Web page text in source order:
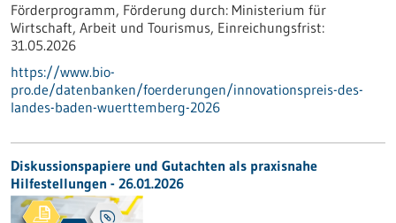
Förderprogramm, Förderung durch: Ministerium für
Wirtschaft, Arbeit und Tourismus, Einreichungsfrist:
31.05.2026
https://www.bio-
pro.de/datenbanken/foerderungen/innovationspreis-des-
landes-baden-wuerttemberg-2026
Diskussionspapiere und Gutachten als praxisnahe
Hilfestellungen - 26.01.2026